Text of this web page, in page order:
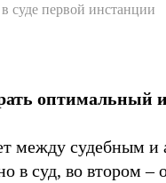
суде первой инстанции
оптимальный
между судебным и
в суд, во втором